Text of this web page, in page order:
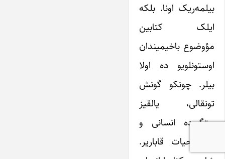
بیلمه‌‌‌‌‌ریک اونا. بلکه
ایلک کتابین
مؤوضوع باخیمیندان
اوستونلویو ده اولا
بیلر. چونکو گونش
تونقالی، یالقیز
بیتگی‌‌‌‌‌ده انسانی و
رئال حیات قاباریر.